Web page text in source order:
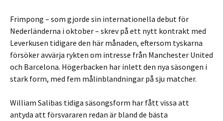
Frimpong – som gjorde sin internationella debut för
Nederländerna i oktober – skrev på ett nytt kontrakt med
Leverkusen tidigare den här månaden, eftersom tyskarna
försöker avvärja rykten om intresse från Manchester United
och Barcelona. Högerbacken har inlett den nya säsongen i
stark form, med fem målinblandningar på sju matcher.
William Salibas tidiga säsongsform har fått vissa att
antyda att försvararen redan är bland de bästa